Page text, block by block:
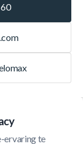
ervaring te